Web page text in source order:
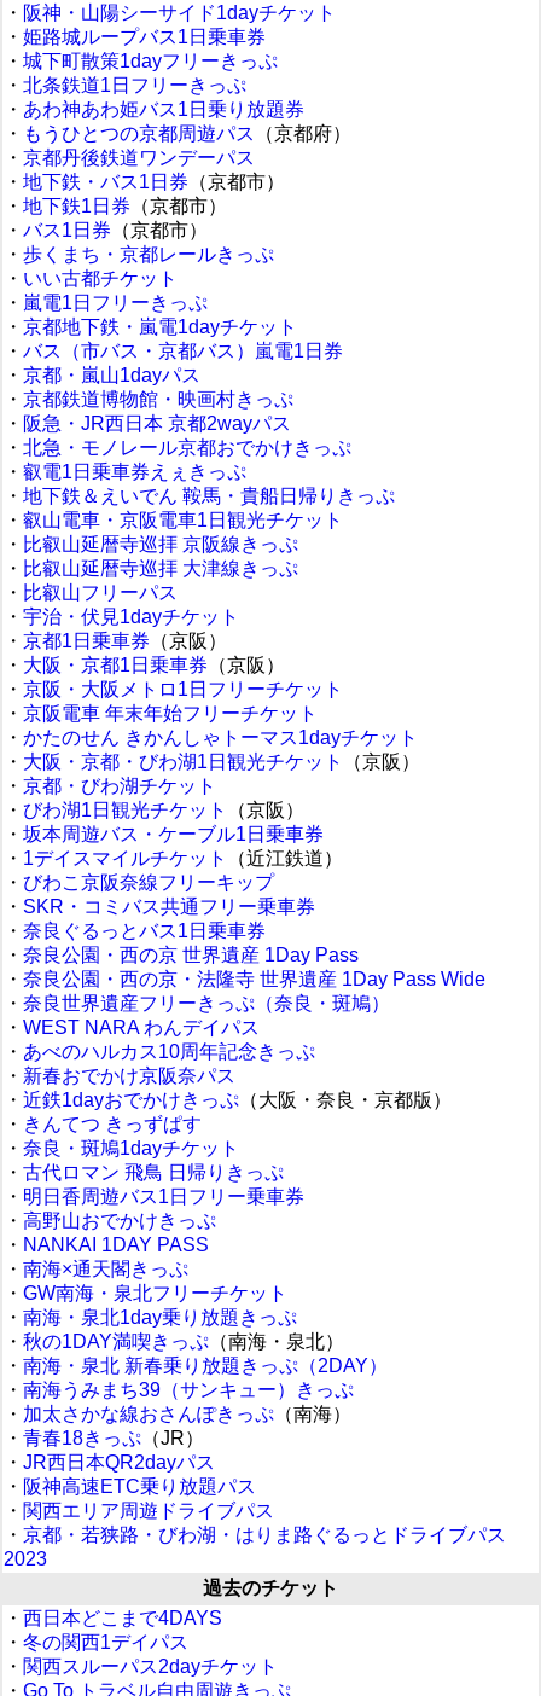
・ 阪神・山陽シーサイド1dayチケット
・ 姫路城ループバス1日乗車券
・ 城下町散策1dayフリーきっぷ
・ 北条鉄道1日フリーきっぷ
・ あわ神あわ姫バス1日乗り放題券
・ もうひとつの京都周遊パス
（京都府）
・ 京都丹後鉄道ワンデーパス
・ 地下鉄・バス1日券 （京都市）
・ 地下鉄1日券 （京都市）
・ バス1日券 （京都市）
・ 歩くまち・京都レールきっぷ
・ いい古都チケット
・ 嵐電1日フリーきっぷ
・ 京都地下鉄・嵐電1dayチケット
・ バス（市バス・京都バス）嵐電1日券
・ 京都・嵐山1dayパス
・ 京都鉄道博物館・映画村きっぷ
・ 阪急・JR西日本 京都2wayパス
・ 北急・モノレール京都おでかけきっぷ
・ 叡電1日乗車券えぇきっぷ
・ 地下鉄＆えいでん 鞍馬・貴船日帰りきっぷ
・ 叡山電車・京阪電車1日観光チケット
・ 比叡山延暦寺巡拝 京阪線きっぷ
・ 比叡山延暦寺巡拝 大津線きっぷ
・ 比叡山フリーパス
・ 宇治・伏見1dayチケット
・ 京都1日乗車券 （京阪）
・ 大阪・京都1日乗車券 （京阪）
・ 京阪・大阪メトロ1日フリーチケット
・ 京阪電車 年末年始フリーチケット
・ かたのせん きかんしゃトーマス1dayチケット
・ 大阪・京都・びわ湖1日観光チケット
（京阪）
・ 京都・びわ湖チケット
・ びわ湖1日観光チケット
（京阪）
・ 坂本周遊バス・ケーブル1日乗車券
・ 1デイスマイルチケット
（近江鉄道）
・ びわこ京阪奈線フリーキップ
・ SKR・コミバス共通フリー乗車券
・ 奈良ぐるっとバス1日乗車券
・ 奈良公園・西の京 世界遺産 1Day Pass
・ 奈良公園・西の京・法隆寺 世界遺産 1Day Pass Wide
・ 奈良世界遺産フリーきっぷ（奈良・斑鳩）
・ WEST NARA わんデイパス
・ あべのハルカス10周年記念きっぷ
・ 新春おでかけ京阪奈パス
・ 近鉄1dayおでかけきっぷ （大阪・奈良・京都版）
・ きんてつ きっずぱす
・ 奈良・斑鳩1dayチケット
・ 古代ロマン 飛鳥 日帰りきっぷ
・ 明日香周遊バス1日フリー乗車券
・ 高野山おでかけきっぷ
・ NANKAI 1DAY PASS
・ 南海×通天閣きっぷ
・ GW南海・泉北フリーチケット
・ 南海・泉北1day乗り放題きっぷ
・ 秋の1DAY満喫きっぷ （南海・泉北）
・ 南海・泉北 新春乗り放題きっぷ（2DAY）
・ 南海うみまち39（サンキュー）きっぷ
・ 加太さかな線おさんぽきっぷ （南海）
・ 青春18きっぷ （JR）
・ JR西日本QR2dayパス
・ 阪神高速ETC乗り放題パス
・ 関西エリア周遊ドライブパス
・ 京都・若狭路・びわ湖・はりま路ぐるっとドライブパス
2023
過去のチケット
・ 西日本どこまで4DAYS
・ 冬の関西1デイパス
・ 関西スルーパス2dayチケット
・ Go To トラベル自由周遊きっぷ